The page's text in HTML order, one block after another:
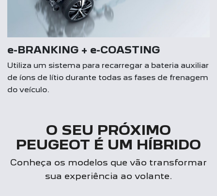
e-BRANKING + e-COASTING
Utiliza um sistema para recarregar a bateria auxiliar
de íons de lítio durante todas as fases de frenagem
do veículo.
O SEU PRÓXIMO
PEUGEOT É UM HÍBRIDO
Conheça os modelos que vão transformar
sua experiência ao volante.